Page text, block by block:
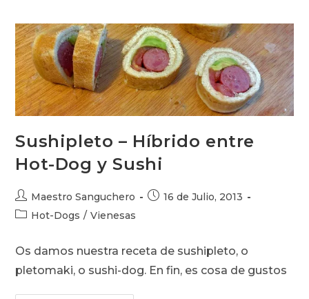
Sushipleto – Híbrido entre
Hot-Dog y Sushi
Autor
de
Maestro Sanguchero
Publicación
16 de Julio, 2013
Categoría
entrada:
Hot-Dogs / Vienesas
Os damos nuestra receta de sushipleto, o
pletomaki, o sushi-dog. En fin, es cosa de gustos